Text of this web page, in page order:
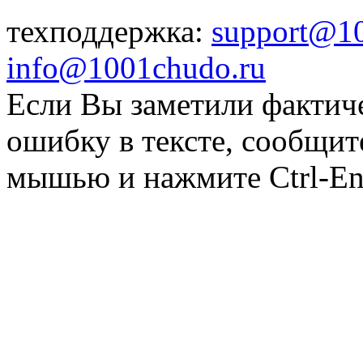
техподдержка:
info@1001chudo.ru
Если Вы заметили
ошибку в тексте,
мышью и нажмите Ctrl-